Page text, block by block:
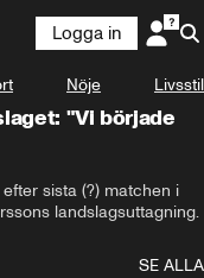
Logga in
Nöje Livsstil
"Vi började
sista (?) matchen i
landslagsuttagning.
SE ALLA